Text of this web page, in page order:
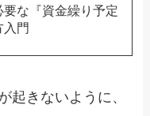
な『資金繰り予定
入門
起きないように、